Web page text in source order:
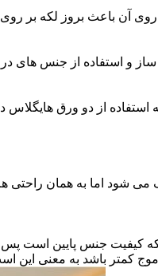
آن باعث بروز لکه بر روی
و استفاده از جنس های
از دو ورق هایگلاس
شود اما به همان راحتی
که کیفیت جنس پایین است
موج کمتر باشد به معنی